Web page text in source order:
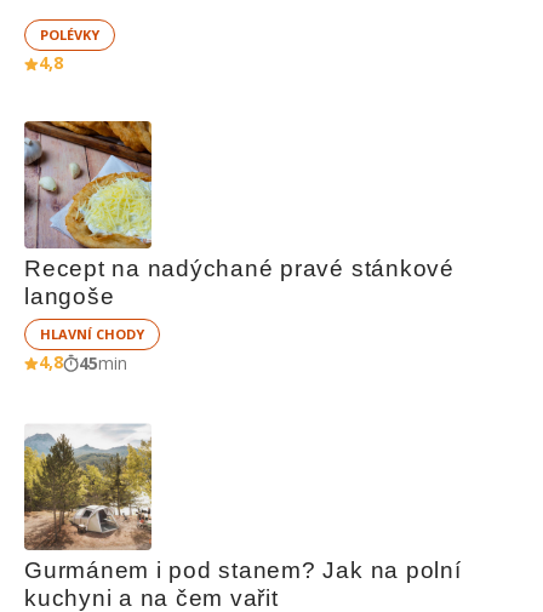
POLÉVKY
4,8
Recept na nadýchané pravé stánkové
langoše
HLAVNÍ CHODY
4,8 45min
Gurmánem i pod stanem? Jak na polní
kuchyni a na čem vařit